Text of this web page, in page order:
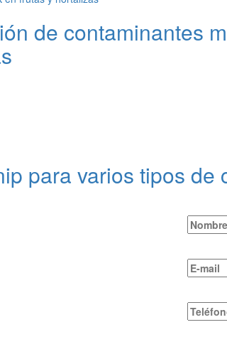
de contaminantes
para varios tipos de